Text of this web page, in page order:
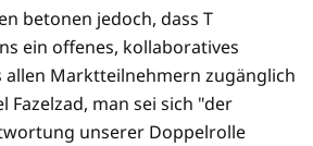
betonen jedoch, dass T
ein offenes, kollaboratives
allen Marktteilnehmern zugänglich
Fazelzad, man sei sich "der
unserer Doppelrolle